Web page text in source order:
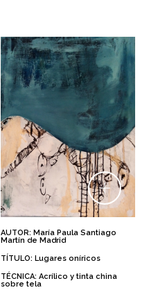
AUTOR: María Paula Santiago
Martín de Madrid
TÍTULO: Lugares oníricos
TÉCNICA: Acrílico y tinta china
sobre tela